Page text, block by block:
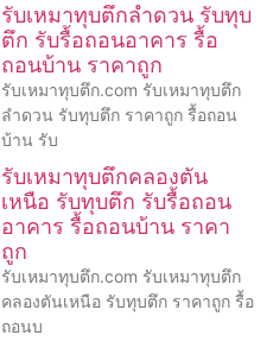
รับเหมาทุบตึกลำดวน รับทุบ
ตึก รับรื้อถอนอาคาร รื้อ
ถอนบ้าน ราคาถูก
รับเหมาทุบตึก.com รับเหมาทุบตึก
ลำดวน รับทุบตึก ราคาถูก รื้อถอน
บ้าน รับ
รับเหมาทุบตึกคลองตัน
เหนือ รับทุบตึก รับรื้อถอน
อาคาร รื้อถอนบ้าน ราคา
ถูก
รับเหมาทุบตึก.com รับเหมาทุบตึก
คลองตันเหนือ รับทุบตึก ราคาถูก รื้อ
ถอนบ